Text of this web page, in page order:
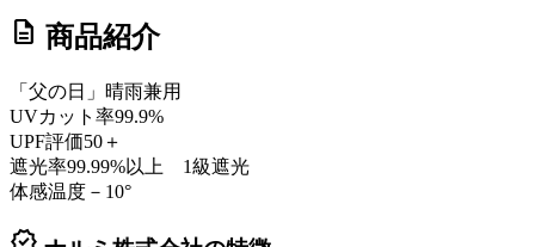
description 商品紹介
「父の日」晴雨兼用
UVカット率99.9%
UPF評価50＋
遮光率99.99%以上 1級遮光
体感温度－10°